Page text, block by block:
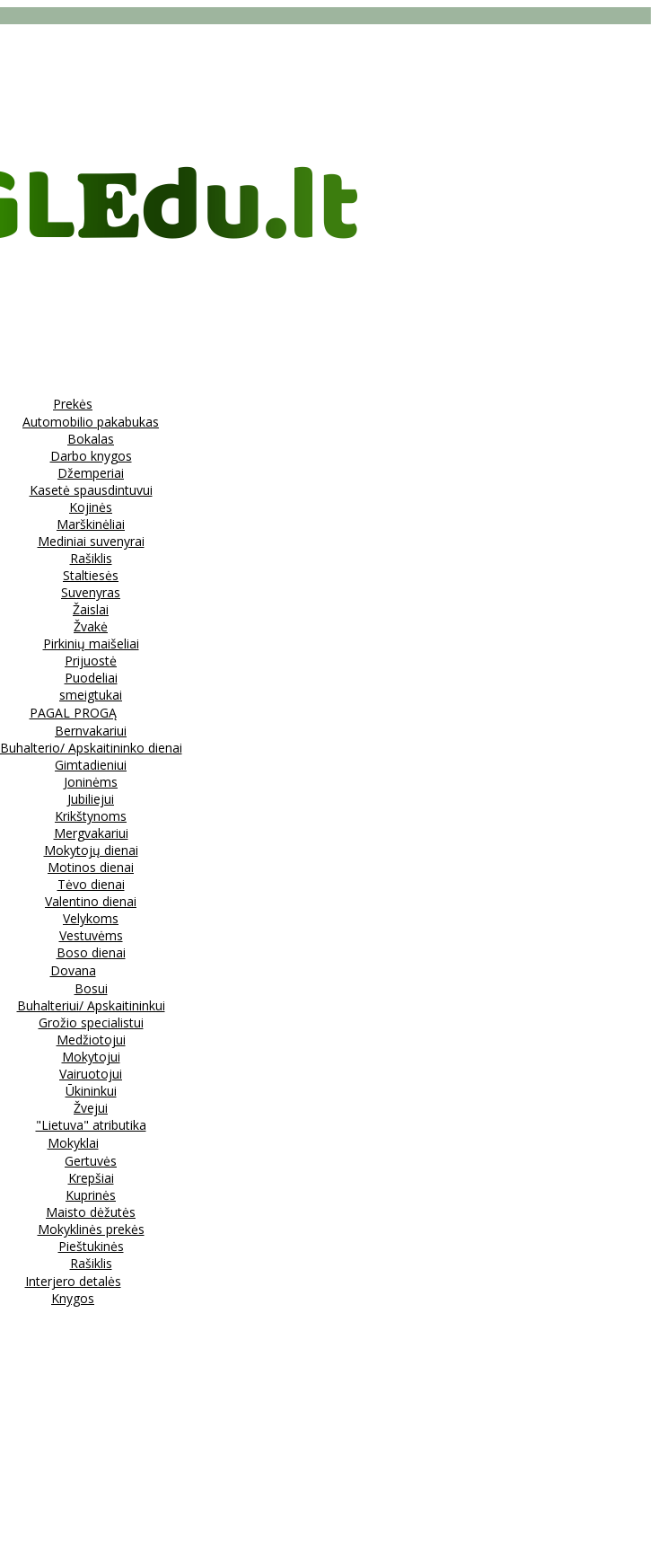
Prekės
Automobilio pakabukas
Bokalas
Darbo knygos
Džemperiai
Kasetė spausdintuvui
Kojinės
Marškinėliai
Mediniai suvenyrai
Rašiklis
Staltiesės
Suvenyras
Žaislai
Žvakė
Pirkinių maišeliai
Prijuostė
Puodeliai
smeigtukai
PAGAL PROGĄ
Bernvakariui
Buhalterio/ Apskaitininko dienai
Gimtadieniui
Joninėms
Jubiliejui
Krikštynoms
Mergvakariui
Mokytojų dienai
Motinos dienai
Tėvo dienai
Valentino dienai
Velykoms
Vestuvėms
Boso dienai
Dovana
Bosui
Buhalteriui/ Apskaitininkui
Grožio specialistui
Medžiotojui
Mokytojui
Vairuotojui
Ūkininkui
Žvejui
"Lietuva" atributika
Mokyklai
Gertuvės
Krepšiai
Kuprinės
Maisto dėžutės
Mokyklinės prekės
Pieštukinės
Rašiklis
Interjero detalės
Knygos